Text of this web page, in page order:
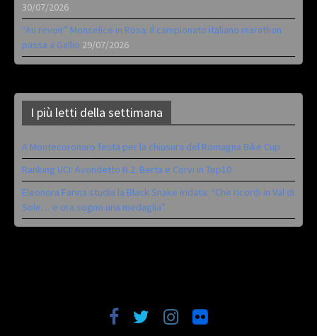
30/07/2026
“Au revoir” Monselice in Rosa. Il campionato italiano marathon
passa a Gallio 29/07/2026
I più letti della settimana
A Montecoronaro festa per la chiusura del Romagna Bike Cup
Ranking UCI: Avondetto N.2. Berta e Corvi in Top10
Eleonora Farina studia la Black Snake iridata: “Che ricordi in Val di
Sole… e ora sogno una medaglia”